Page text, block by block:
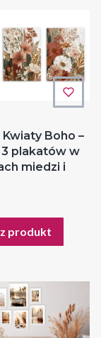
Boho –
plakatów w
miedzi i
produkt